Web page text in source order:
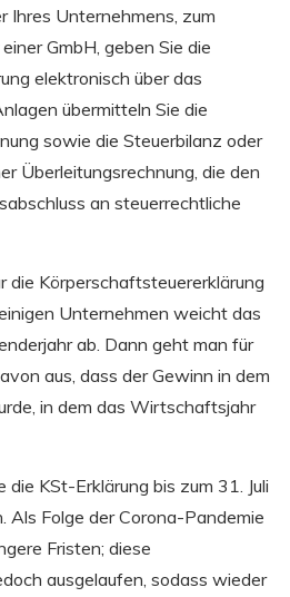
Ihres Unternehmens, zum
GmbH, geben Sie die
elektronisch über das
übermitteln Sie die
sowie die Steuerbilanz oder
Überleitungsrechnung, die den
an steuerrechtliche
die Körperschaftsteuererklärung
Unternehmen weicht das
ab. Dann geht man für
aus, dass der Gewinn in dem
in dem das Wirtschaftsjahr
die KSt-Erklärung bis zum 31. Juli
Als Folge der Corona-Pandemie
Fristen; diese
ausgelaufen, sodass wieder